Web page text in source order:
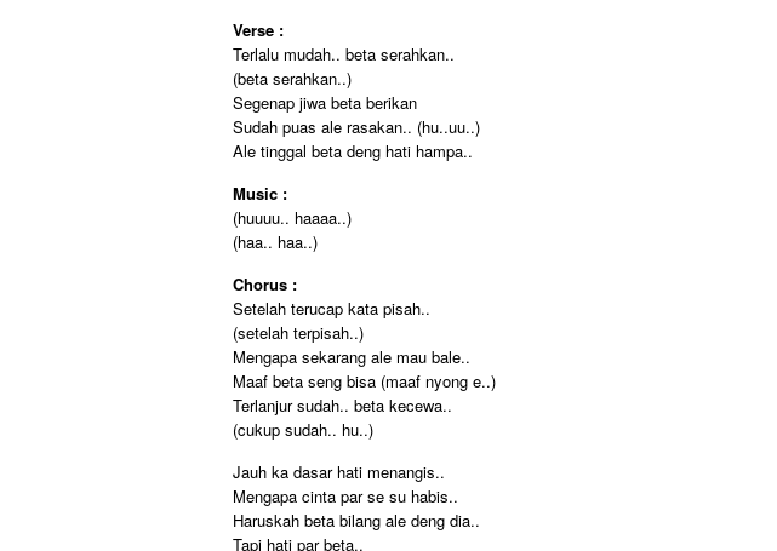
Verse :
Terlalu mudah.. beta serahkan..
(beta serahkan..)
Segenap jiwa beta berikan
Sudah puas ale rasakan.. (hu..uu..)
Ale tinggal beta deng hati hampa..
Music :
(huuuu.. haaaa..)
(haa.. haa..)
Chorus :
Setelah terucap kata pisah..
(setelah terpisah..)
Mengapa sekarang ale mau bale..
Maaf beta seng bisa (maaf nyong e..)
Terlanjur sudah.. beta kecewa..
(cukup sudah.. hu..)
Jauh ka dasar hati menangis..
Mengapa cinta par se su habis..
Haruskah beta bilang ale deng dia..
Tapi hati par beta..